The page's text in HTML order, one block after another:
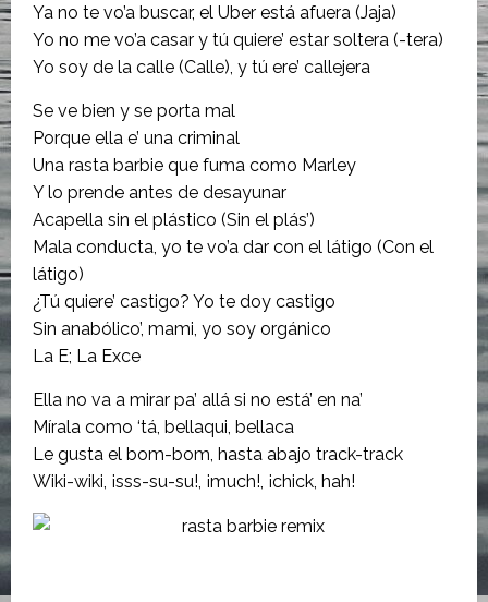
Ya no te vo’a buscar, el Uber está afuera (Jaja)
Yo no me vo’a casar y tú quiere’ estar soltera (-tera)
Yo soy de la calle (Calle), y tú ere’ callejera
Se ve bien y se porta mal
Porque ella e’ una criminal
Una rasta barbie que fuma como Marley
Y lo prende antes de desayunar
Acapella sin el plástico (Sin el plás’)
Mala conducta, yo te vo’a dar con el látigo (Con el
látigo)
¿Tú quiere’ castigo? Yo te doy castigo
Sin anabólico’, mami, yo soy orgánico
La E; La Exce
Ella no va a mirar pa’ allá si no está’ en na’
Mírala como ‘tá, bellaqui, bellaca
Le gusta el bom-bom, hasta abajo track-track
Wiki-wiki, ¡sss-su-su!, ¡much!, ¡chick, hah!